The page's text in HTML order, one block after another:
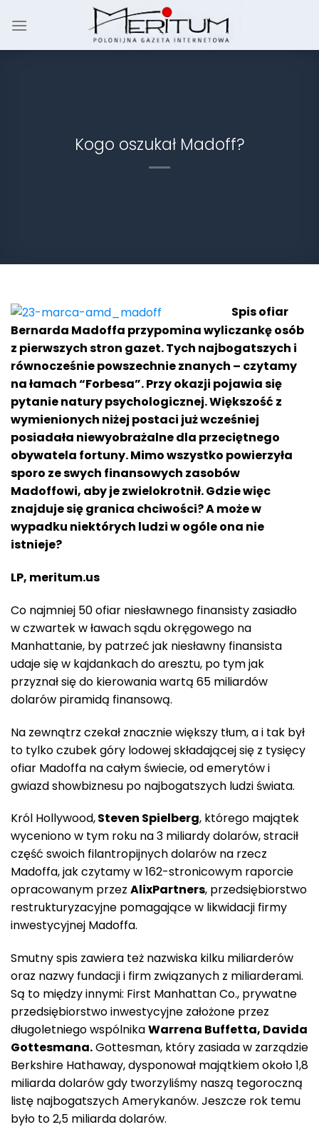
Kogo oszukał Madoff?
Spis ofiar
Bernarda Madoffa przypomina wyliczankę osób
z pierwszych stron gazet. Tych najbogatszych i
równocześnie powszechnie znanych – czytamy
na łamach “Forbesa”. Przy okazji pojawia się
pytanie natury psychologicznej. Większość z
wymienionych niżej postaci już wcześniej
posiadała niewyobrażalne dla przeciętnego
obywatela fortuny. Mimo wszystko powierzyła
sporo ze swych finansowych zasobów
Madoffowi, aby je zwielokrotnił. Gdzie więc
znajduje się granica chciwości? A może w
wypadku niektórych ludzi w ogóle ona nie
istnieje?
LP, meritum.us
Co najmniej 50 ofiar niesławnego finansisty zasiadło
w czwartek w ławach sądu okręgowego na
Manhattanie, by patrzeć jak niesławny finansista
udaje się w kajdankach do aresztu, po tym jak
przyznał się do kierowania wartą 65 miliardów
dolarów piramidą finansową.
Na zewnątrz czekał znacznie większy tłum, a i tak był
to tylko czubek góry lodowej składającej się z tysięcy
ofiar Madoffa na całym świecie, od emerytów i
gwiazd showbiznesu po najbogatszych ludzi świata.
Król Hollywood,Steven Spielberg, którego majątek
wyceniono w tym roku na 3 miliardy dolarów, stracił
część swoich filantropijnych dolarów na rzecz
Madoffa, jak czytamy w 162-stronicowym raporcie
opracowanym przez AlixPartners, przedsiębiorstwo
restrukturyzacyjne pomagające w likwidacji firmy
inwestycyjnej Madoffa.
Smutny spis zawiera też nazwiska kilku miliarderów
oraz nazwy fundacji i firm związanych z miliarderami.
Są to między innymi: First Manhattan Co., prywatne
przedsiębiorstwo inwestycyjne założone przez
długoletniego wspólnikaWarrena Buffetta, Davida
Gottesmana.Gottesman, który zasiada w zarządzie
Berkshire Hathaway, dysponował majątkiem około 1,8
miliarda dolarów gdy tworzyliśmy naszą tegoroczną
listę najbogatszych Amerykanów. Jeszcze rok temu
było to 2,5 miliarda dolarów.